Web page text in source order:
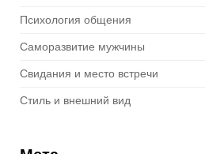
Психология общения
Саморазвитие мужчины
Свидания и место встречи
Стиль и внешний вид